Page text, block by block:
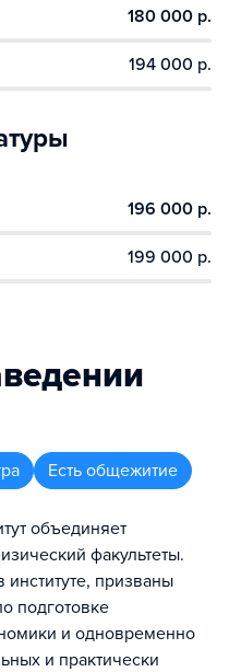
180 000 р.
194 000 р.
196 000 р.
199 000 р.
Есть общежитие
объединяет
факультеты.
призваны
подготовке
и одновременно
и практически